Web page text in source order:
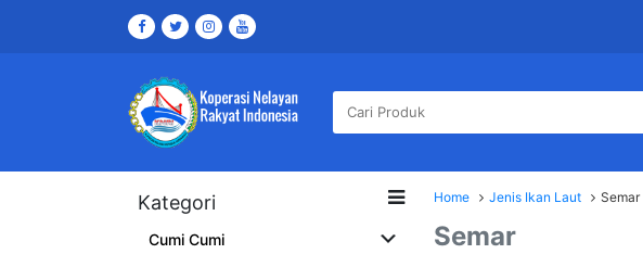
Home Jenis Ikan Laut Semar
Semar
Kategori
Cumi Cumi